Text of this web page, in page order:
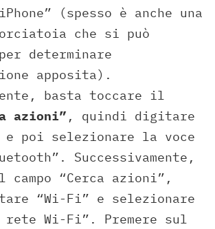
(spesso è anche una
che si può
determinare
apposita).
basta toccare il
azioni” , quindi digitare
e poi selezionare la voce
Successivamente,
“Cerca azioni”,
“Wi-Fi” e selezionare
rete Wi-Fi”. Premere sul